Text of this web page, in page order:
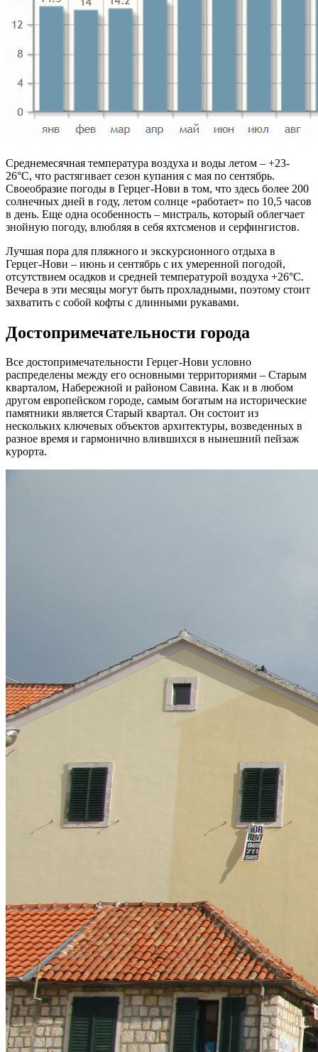
Среднемесячная температура воздуха и воды летом – +23-
26°C, что растягивает сезон купания с мая по сентябрь.
Своеобразие погоды в Герцег-Нови в том, что здесь более 200
солнечных дней в году, летом солнце «работает» по 10,5 часов
в день. Еще одна особенность – мистраль, который облегчает
знойную погоду, влюбляя в себя яхтсменов и серфингистов.
Лучшая пора для пляжного и экскурсионного отдыха в
Герцег-Нови – июнь и сентябрь с их умеренной погодой,
отсутствием осадков и средней температурой воздуха +26°C.
Вечера в эти месяцы могут быть прохладными, поэтому стоит
захватить с собой кофты с длинными рукавами.
Достопримечательности города
Все достопримечательности Герцег-Нови условно
распределены между его основными территориями – Старым
кварталом, Набережной и районом Савина. Как и в любом
другом европейском городе, самым богатым на исторические
памятники является Старый квартал. Он состоит из
нескольких ключевых объектов архитектуры, возведенных в
разное время и гармонично влившихся в нынешний пейзаж
курорта.